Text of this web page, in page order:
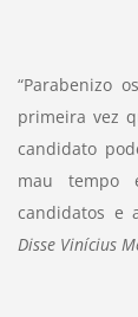
“Parabenizo
primeira vez
candidato
mau tempo
candidatos e
Disse Vinícius